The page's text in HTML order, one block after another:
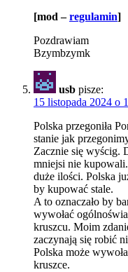
[mod –regulamin]
Pozdrawiam
Bzymbzymk
usb pisze:
15 listopada 2024 o
Polska przegoniła
stanie jak
Zacznie się wyścig.
mniejsi nie
duże ilości. Polska
by kupować stale.
A to oznaczało by
wywołać
kruszcu. Moim
zaczynają się robić
Polska może
kruszce.